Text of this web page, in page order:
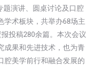
题演讲、圆桌讨论及口腔
学术板块，共举办68场主
投稿280余篇。本次会议
成果和先进技术，也为青
腔美学前行和融合发展的